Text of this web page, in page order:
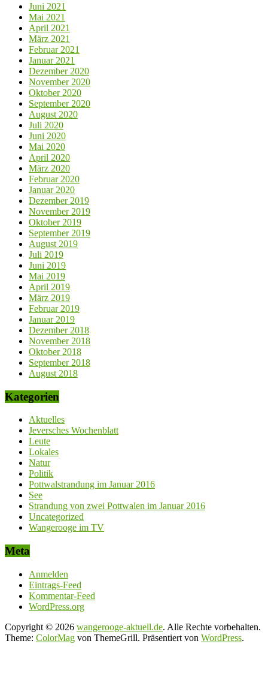
Juni 2021
Mai 2021
April 2021
März 2021
Februar 2021
Januar 2021
Dezember 2020
November 2020
Oktober 2020
September 2020
August 2020
Juli 2020
Juni 2020
Mai 2020
April 2020
März 2020
Februar 2020
Januar 2020
Dezember 2019
November 2019
Oktober 2019
September 2019
August 2019
Juli 2019
Juni 2019
Mai 2019
April 2019
März 2019
Februar 2019
Januar 2019
Dezember 2018
November 2018
Oktober 2018
September 2018
August 2018
Kategorien
Aktuelles
Jeversches Wochenblatt
Leute
Lokales
Natur
Politik
Pottwalstrandung im Januar 2016
See
Strandung von zwei Pottwalen im Januar 2016
Uncategorized
Wangerooge im TV
Meta
Anmelden
Eintrags-Feed
Kommentar-Feed
WordPress.org
Copyright © 2026 wangerooge-aktuell.de. Alle Rechte vorbehalten.
Theme: ColorMag von ThemeGrill. Präsentiert von WordPress.